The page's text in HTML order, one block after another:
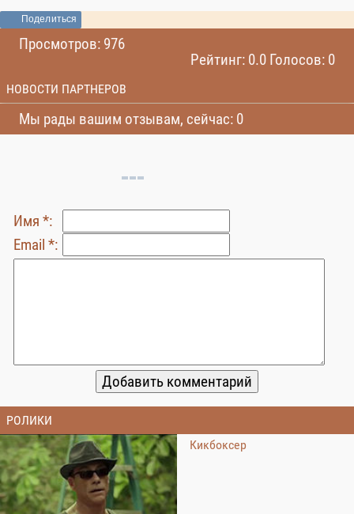
Поделиться
Просмотров: 976
Рейтинг: 0.0 Голосов: 0
НОВОСТИ ПАРТНЕРОВ
Мы рады вашим отзывам, сейчас: 0
Имя *:
Email *:
РОЛИКИ
Кикбоксер